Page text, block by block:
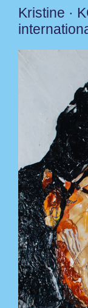
Kristine ·